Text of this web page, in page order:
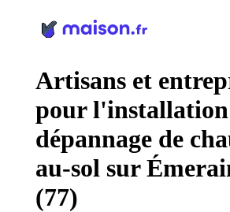
Artisans et
pour l'installation
dépannage de
au-sol sur
(77)